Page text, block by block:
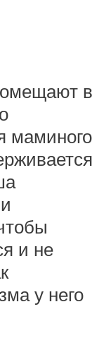
в
маминого
и не
у него